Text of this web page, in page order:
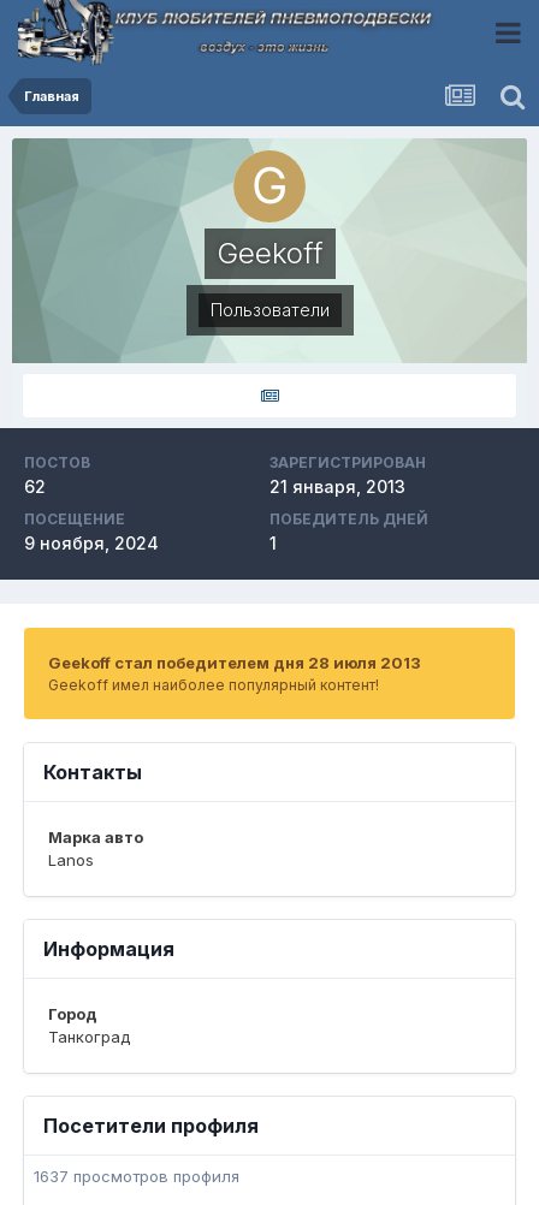
Главная
Geekoff
Пользователи
ПОСТОВ
62
ЗАРЕГИСТРИРОВАН
21 января, 2013
ПОСЕЩЕНИЕ
9 ноября, 2024
ПОБЕДИТЕЛЬ ДНЕЙ
1
Geekoff стал победителем дня 28 июля 2013
Geekoff имел наиболее популярный контент!
Контакты
Марка авто
Lanos
Информация
Город
Танкоград
Посетители профиля
1637 просмотров профиля